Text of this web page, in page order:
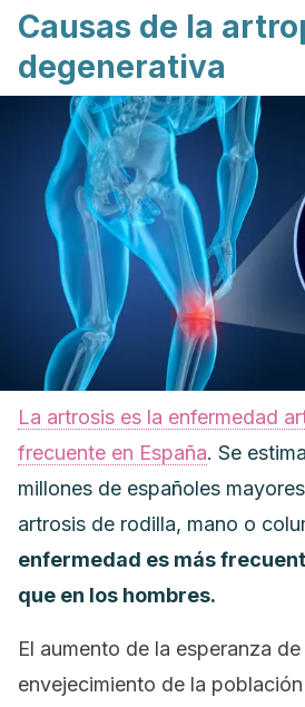
Causas de la
degenerativa
La artrosis es la enfermedad
frecuente en España. Se
millones de españoles
artrosis de rodilla, mano o
enfermedad es más
que en los hombres.
El aumento de la esperanza
envejecimiento de la